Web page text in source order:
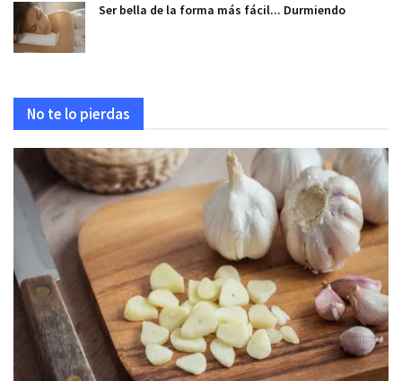
Ser bella de la forma más fácil... Durmiendo
No te lo pierdas